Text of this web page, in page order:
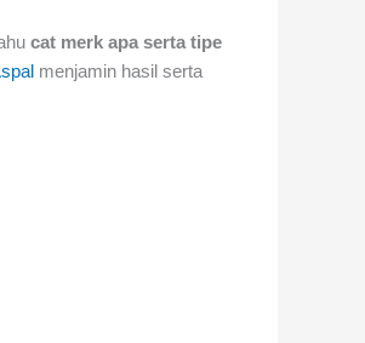
cat merk apa serta tipe
menjamin hasil serta